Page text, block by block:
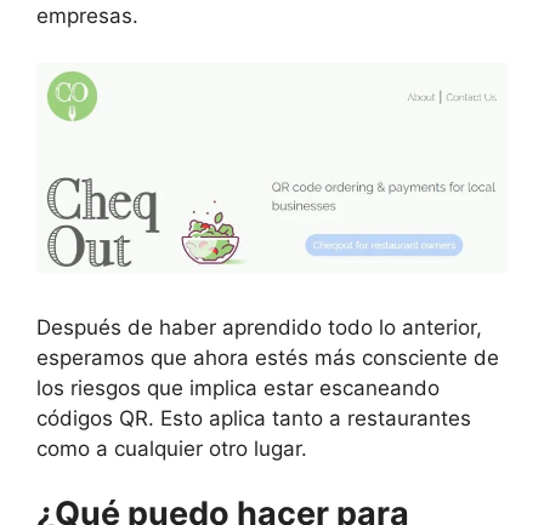
empresas.
Después de haber aprendido todo lo anterior,
esperamos que ahora estés más consciente de
los riesgos que implica estar escaneando
códigos QR. Esto aplica tanto a restaurantes
como a cualquier otro lugar.
¿Qué puedo hacer para